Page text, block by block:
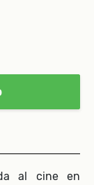
al cine en